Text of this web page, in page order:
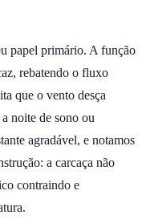
papel primário. A função
rebatendo o fluxo
que o vento desça
noite de sono ou
agradável, e notamos
a carcaça não
contraindo e